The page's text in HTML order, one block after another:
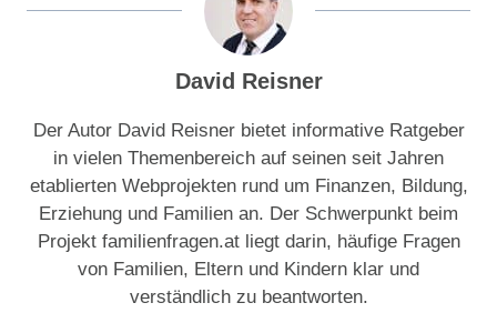
David Reisner
Der Autor David Reisner bietet informative Ratgeber
in vielen Themenbereich auf seinen seit Jahren
etablierten Webprojekten rund um Finanzen, Bildung,
Erziehung und Familien an. Der Schwerpunkt beim
Projekt familienfragen.at liegt darin, häufige Fragen
von Familien, Eltern und Kindern klar und
verständlich zu beantworten.